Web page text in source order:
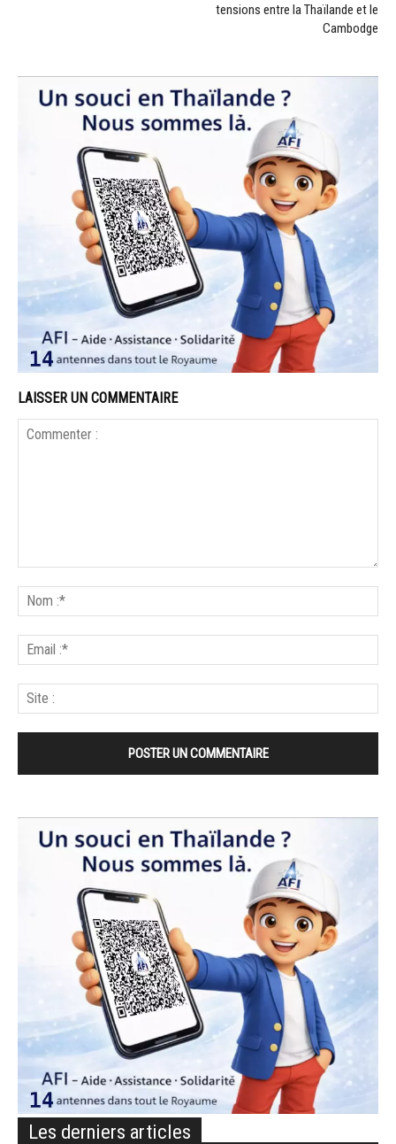
tensions entre la Thaïlande et le
Cambodge
LAISSER UN COMMENTAIRE
Les derniers articles